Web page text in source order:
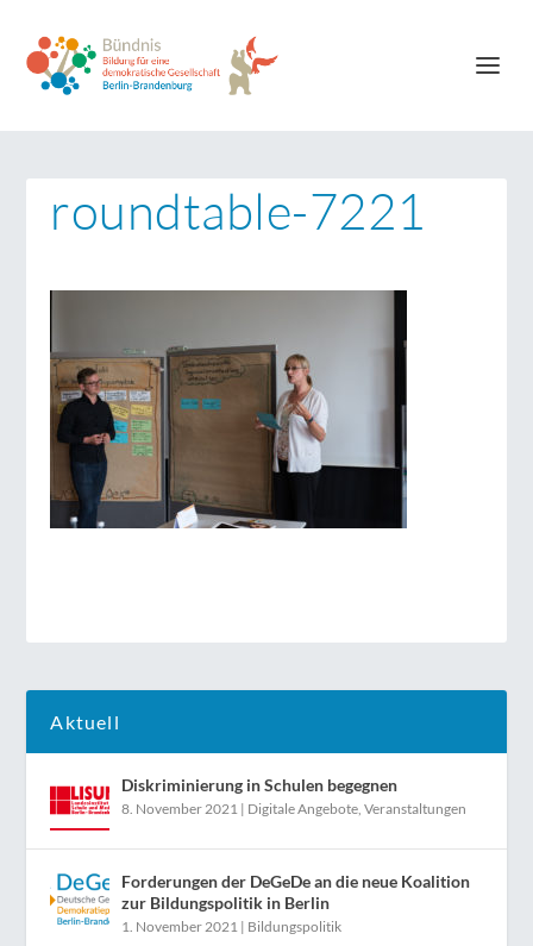
roundtable-7221
Aktuell
Diskriminierung in Schulen begegnen
8. November 2021 | Digitale Angebote ,Veranstaltungen
Forderungen der DeGeDe an die neue Koalition
zur Bildungspolitik in Berlin
1. November 2021 | Bildungspolitik